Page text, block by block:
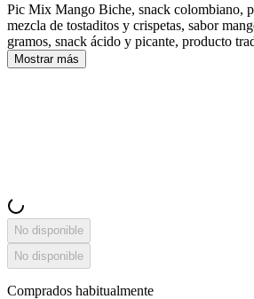
Pic Mix Mango Biche, snack colombiano,
mezcla de tostaditos y crispetas, sabor
gramos, snack ácido y picante, producto
Mostrar más
No disponible
No disponible
Comprados habitualmente